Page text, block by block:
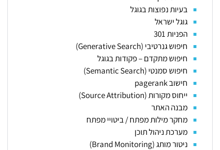
בעיות נפוצות בגוגל
גוגל ישראל
הפניות 301
חיפוש גנרטיבי (Generative Search)
חיפוש מתקדם – פקודות בגוגל
חיפוש סמנטי (Semantic Search)
חישוב pagerank
ייחוס מקורות (Source Attribution)
מבנה האתר
מחקר מילות מפתח / ביטויי מפתח
מערכת ניהול תוכן
ניטור מותג (Brand Monitoring)